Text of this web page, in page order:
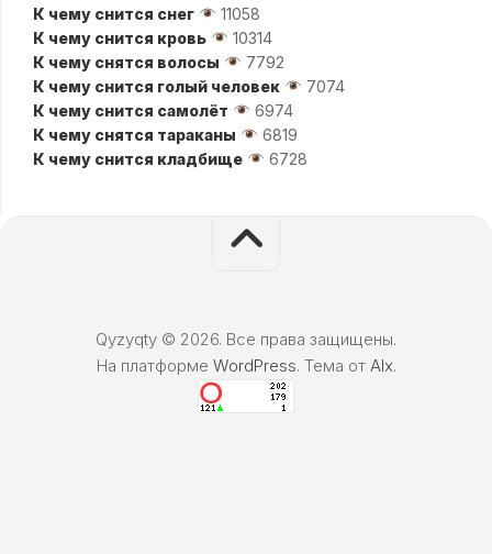
К чему снится снег
11058
К чему снится кровь
10314
К чему снятся волосы
7792
К чему снится голый человек
7074
К чему снится самолёт
6974
К чему снятся тараканы
6819
К чему снится кладбище
6728
Qyzyqty © 2026. Все права защищены.
На платформе WordPress. Тема от Alx.